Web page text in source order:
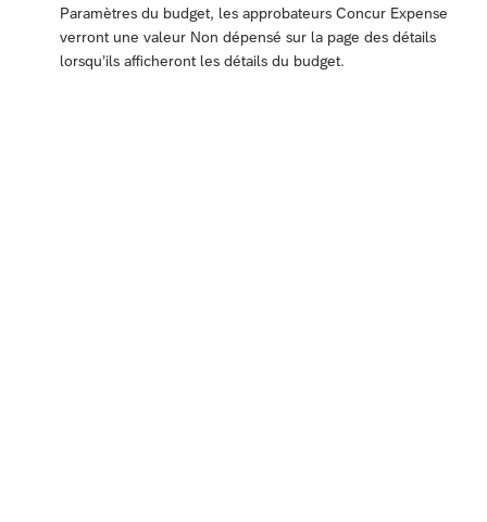
Paramètres du budget, les approbateurs Concur Expense
verront une valeur Non dépensé sur la page des détails
lorsqu’ils afficheront les détails du budget.